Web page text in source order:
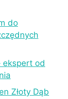
do
ekspert od
Złoty Dąb